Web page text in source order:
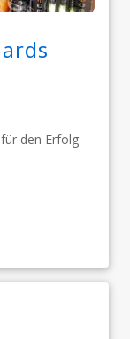
den Erfolg